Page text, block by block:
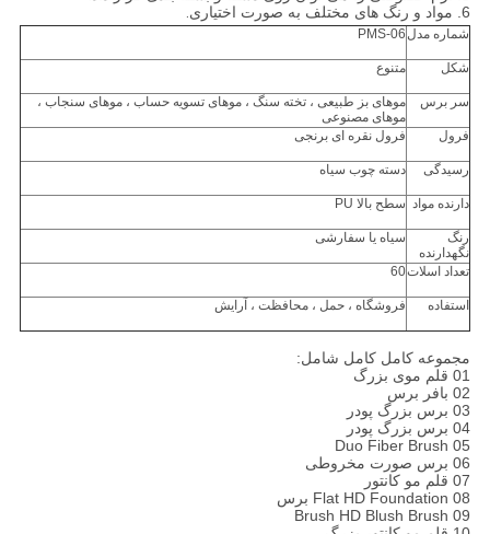
6. مواد و رنگ های مختلف به صورت اختیاری
.
شماره مدل PMS-06
شکل متنوع
سر برس
موهای بز طبیعی ، تخته سنگ ، موهای تسویه حساب ، موهای سنجاب ،
موهای مصنوعی
فرول
فرول نقره ای برنجی
رسیدگی دسته چوب سیاه
دارنده مواد سطح بالا PU
رنگ
نگهدارنده
سیاه یا سفارشی
تعداد اسلات60
استفاده فروشگاه ، حمل ، محافظت ، آرایش
مجموعه کامل کامل شامل:
01 قلم موی بزرگ
02 بافر برس
03 برس بزرگ پودر
04 برس بزرگ پودر
05 Duo Fiber Brush
06 برس صورت مخروطی
07 قلم مو کانتور
08 Flat HD Foundation برس
09 Brush HD Blush Brush